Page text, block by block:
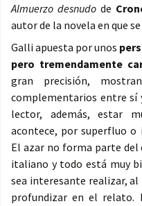
Almuerzo desnudode
autor de la novela en que
Galli apuesta por unos
pero tremendamente
gran precisión,
complementarios entre sí
lector, además, estar
acontece, por superfluo o
El azar no forma parte del
italiano y todo está muy
sea interesante realizar, al
profundizar en el relato.